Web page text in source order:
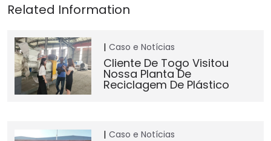
Caso e Notícias
Cliente De Togo Visitou
Nossa Planta De
Reciclagem De Plástico
Caso e Notícias